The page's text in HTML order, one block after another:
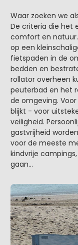
Waar zoeken we
De criteria die het
comfort en
op een
fietspaden in de
bedden en
rollator overheen
peuterbad en het
de omgeving.
blijkt - voor
veiligheid.
gastvrijheid
voor de meeste
kindvrije
gaan…